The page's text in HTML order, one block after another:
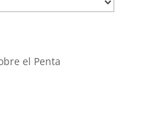
el Penta